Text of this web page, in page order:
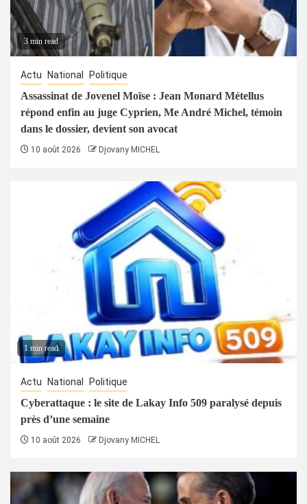
3 min read
Actu National Politique
Assassinat de Jovenel Moïse : Jean Monard Métellus
répond enfin au juge Cyprien, Me André Michel, témoin
dans le dossier, devient son avocat
10 août 2026 Djovany MICHEL
1 min read
Actu National Politique
Cyberattaque : le site de Lakay Info 509 paralysé depuis
près d’une semaine
10 août 2026 Djovany MICHEL